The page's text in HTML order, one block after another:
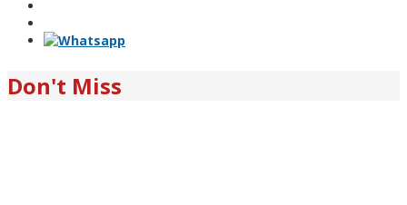
Don't Miss